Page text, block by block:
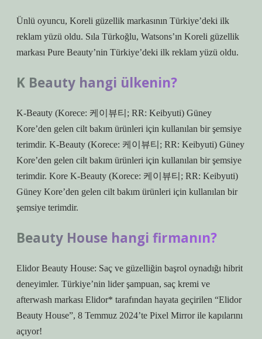
Ünlü oyuncu, Koreli güzellik markasının Türkiye’deki ilk
reklam yüzü oldu. Sıla Türkoğlu, Watsons’ın Koreli güzellik
markası Pure Beauty’nin Türkiye’deki ilk reklam yüzü oldu.
K Beauty hangi ülkenin?
K-Beauty (Korece: 케이뷰티; RR: Keibyuti) Güney
Kore’den gelen cilt bakım ürünleri için kullanılan bir şemsiye
terimdir. K-Beauty (Korece: 케이뷰티; RR: Keibyuti) Güney
Kore’den gelen cilt bakım ürünleri için kullanılan bir şemsiye
terimdir. Kore K-Beauty (Korece: 케이뷰티; RR: Keibyuti)
Güney Kore’den gelen cilt bakım ürünleri için kullanılan bir
şemsiye terimdir.
Beauty House hangi firmanın?
Elidor Beauty House: Saç ve güzelliğin başrol oynadığı hibrit
deneyimler. Türkiye’nin lider şampuan, saç kremi ve
afterwash markası Elidor* tarafından hayata geçirilen “Elidor
Beauty House”, 8 Temmuz 2024’te Pixel Mirror ile kapılarını
açıyor!